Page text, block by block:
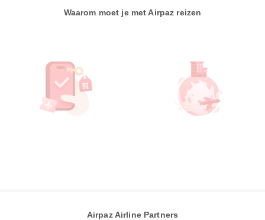
Waarom moet je met Airpaz reizen
Airpaz Airline Partners